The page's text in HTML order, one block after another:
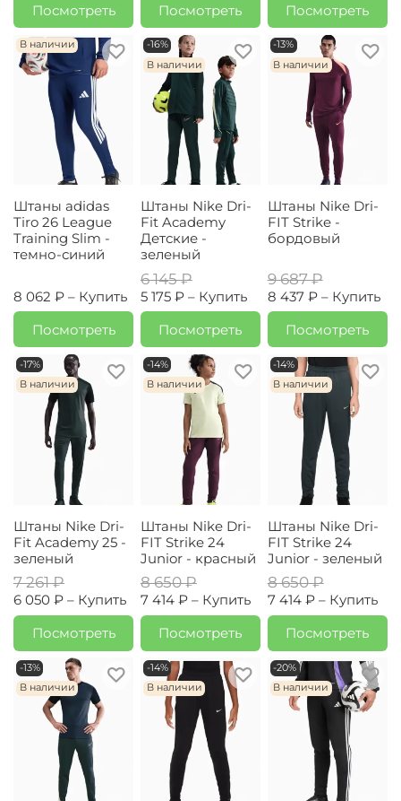
Посмотреть
Посмотреть
Посмотреть
В наличии
Штаны adidas
Tiro 26 League
Training Slim -
темно-синий
8 062 ₽ – Купить
Посмотреть
-16%
В наличии
Штаны Nike Dri-
Fit Academy
Детские -
зеленый
6 145 ₽
5 175 ₽ – Купить
Посмотреть
-13%
В наличии
Штаны Nike Dri-
FIT Strike -
бордовый
9 687 ₽
8 437 ₽ – Купить
Посмотреть
-17%
В наличии
Штаны Nike Dri-
Fit Academy 25 -
зеленый
7 261 ₽
6 050 ₽ – Купить
Посмотреть
-14%
В наличии
Штаны Nike Dri-
FIT Strike 24
Junior - красный
8 650 ₽
7 414 ₽ – Купить
Посмотреть
-14%
В наличии
Штаны Nike Dri-
FIT Strike 24
Junior - зеленый
8 650 ₽
7 414 ₽ – Купить
Посмотреть
-13%
В наличии
-14%
В наличии
-20%
В наличии